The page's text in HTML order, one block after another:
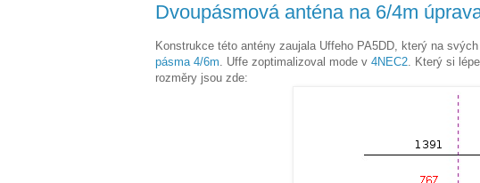
Dvoupásmová anténa na 6/4m
Konstrukce této antény zaujala Uffeho PA5DD, který na
pásma 4/6m. Uffe zoptimalizoval mode v 4NEC2. Který si
rozměry jsou zde: